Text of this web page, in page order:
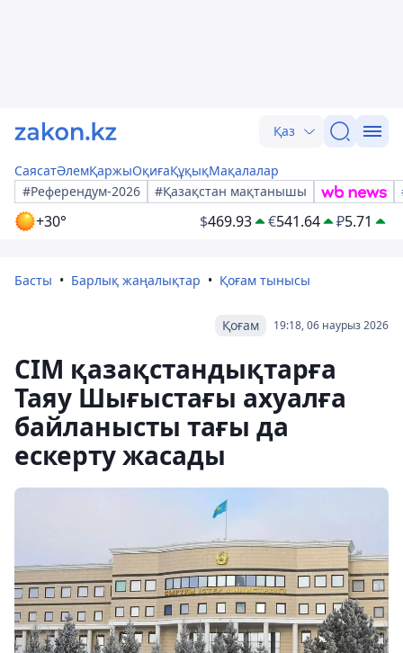
Қаз
СаясатӘлемҚаржыОқиғаҚұқықМақалалар
#Референдум-2026
#Қазақстан мақтанышы
+30° $469.93 €541.64 ₽5.71
Басты Барлық жаңалықтар Қоғам тынысы
19:18, 06 наурыз 2026
Қоғам
СІМ қазақстандықтарға
Таяу Шығыстағы ахуалға
байланысты тағы да
ескерту жасады